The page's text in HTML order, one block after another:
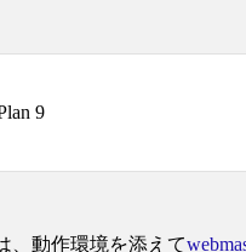
9
、動作環境を添えて